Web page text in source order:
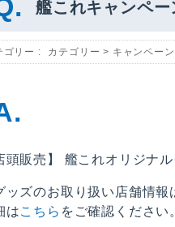
艦これキャンペ
ゴリー : カテゴリー > キャンペーン
頭販売】 艦これオリジナ
ッズのお取り扱い店舗情報
はこちら をご確認ください